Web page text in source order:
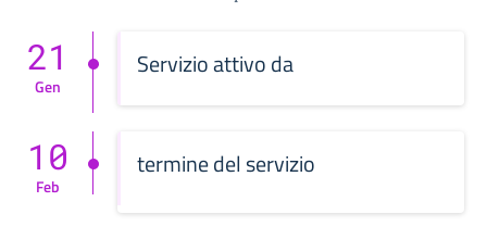
Servizio attivo da
21
Gen
termine del servizio
10
Feb